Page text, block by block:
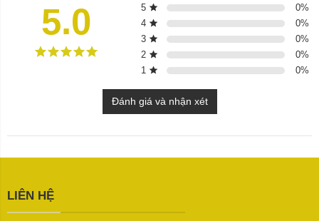
5.0 5 0%
4
0%
3
0%
2
0%
1
0%
Đánh giá và nhận xét
LIÊN HỆ